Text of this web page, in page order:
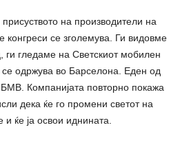
на производители на
се зголемува. Ги видовме
гледаме на Светскиот мобилен
се одржува во Барселона. Еден од
БМВ. Компанијата повторно покажа
дека ќе го промени светот на
и ќе ја освои иднината.